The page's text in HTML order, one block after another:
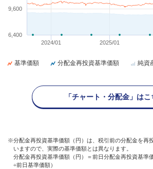
2024/01 2025/01
6,400
9,600
基準価額 分配金再投資基準価額 純資
「チャート・分配金」はこ
※分配金再投資基準価額（円）は、税引前の分配金を再
いますので、実際の基準価額とは異なります。
分配金再投資基準価額（円）＝前日分配金再投資基準
÷前日基準価額）